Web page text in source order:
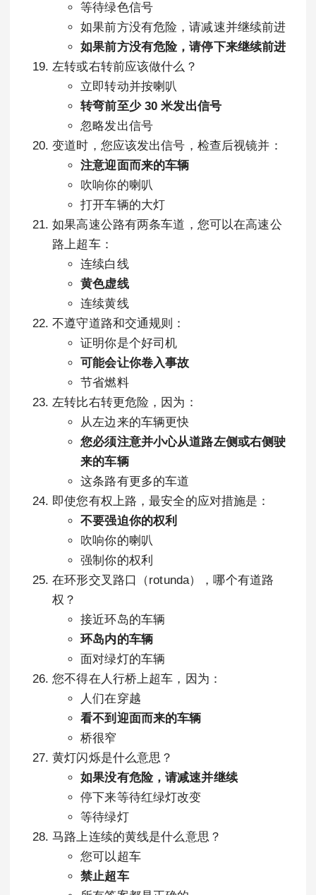
等待绿色信号
如果前方没有危险，请减速并继续前进
如果前方没有危险，请停下来继续前进
左转或右转前应该做什么？
立即转动并按喇叭
转弯前至少 30 米发出信号
忽略发出信号
变道时，您应该发出信号，检查后视镜并：
注意迎面而来的车辆
吹响你的喇叭
打开车辆的大灯
如果高速公路有两条车道，您可以在高速公
路上超车：
连续白线
黄色虚线
连续黄线
不遵守道路和交通规则：
证明你是个好司机
可能会让你卷入事故
节省燃料
左转比右转更危险，因为：
从左边来的车辆更快
您必须注意并小心从道路左侧或右侧驶
来的车辆
这条路有更多的车道
即使您有权上路，最安全的应对措施是：
不要强迫你的权利
吹响你的喇叭
强制你的权利
在环形交叉路口（rotunda），哪个有道路
权？
接近环岛的车辆
环岛内的车辆
面对绿灯的车辆
您不得在人行桥上超车，因为：
人们在穿越
看不到迎面而来的车辆
桥很窄
黄灯闪烁是什么意思？
如果没有危险，请减速并继续
停下来等待红绿灯改变
等待绿灯
马路上连续的黄线是什么意思？
您可以超车
禁止超车